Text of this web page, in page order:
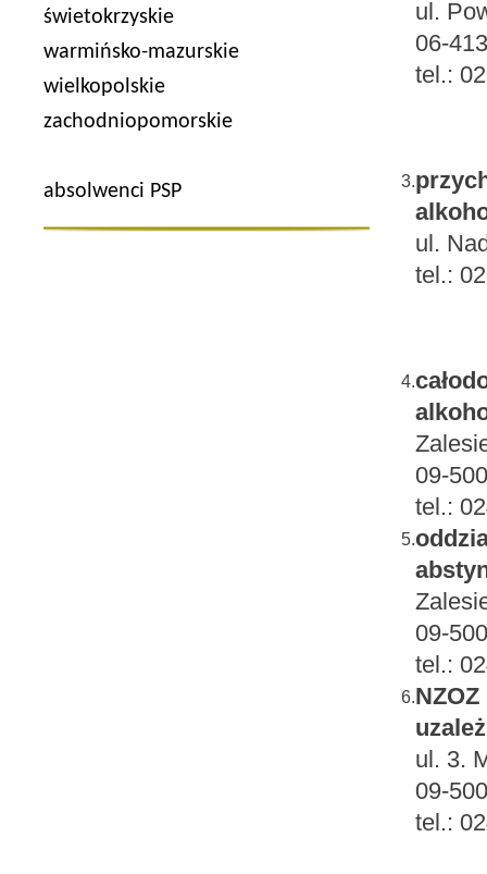
świetokrzyskie
warmińsko-mazurskie
wielkopolskie
zachodniopomorskie
absolwenci PSP
ul.
06-
tel.:
3.
ul.
tel.:
4.
09-
tel.:
5.
09-
tel.:
6.
ul. 3.
09-
tel.: